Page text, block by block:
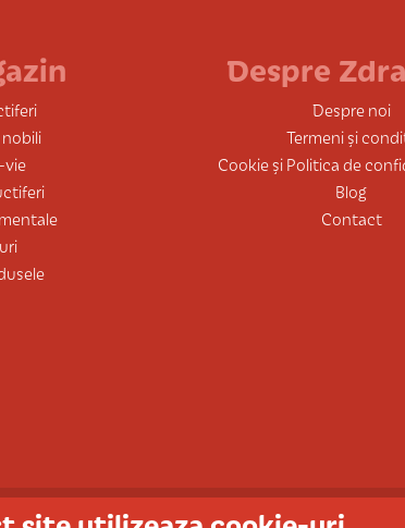
vie
Despre
Despre noi
Termeni și
Cookie și Politica de
Blog
Contact